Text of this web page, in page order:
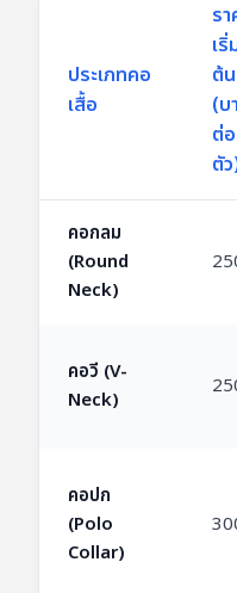
ประเภทคอ
เสื้อ
รา
เริ่
ต้น
(บ
ต่อ
ตั
คอกลม
(Round
Neck)
คอวี (V-
Neck)
คอปก
(Polo
Collar)